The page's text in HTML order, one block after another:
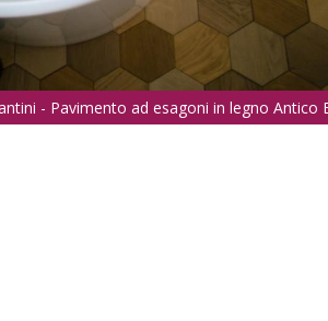
- Pavimento ad esagoni in legno Antico